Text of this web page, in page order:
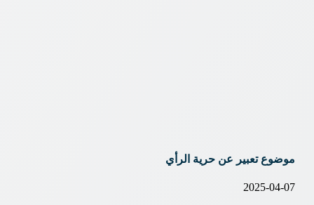
موضوع تعبير عن حرية الرأي
2025-04-07